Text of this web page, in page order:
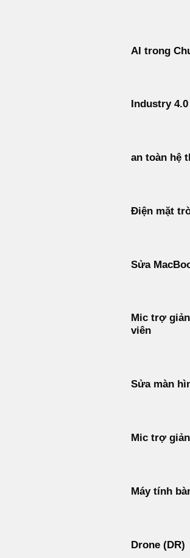
AI trong
Industry 4.0
an toàn hệ
Điện mặt
Sửa
Mic trợ
viên
Sửa màn
Mic trợ
Máy tính
Drone (DR)